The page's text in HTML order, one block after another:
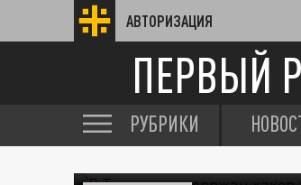
АВТОРИЗАЦИЯ
ПЕРВЫЙ
РУБРИКИ